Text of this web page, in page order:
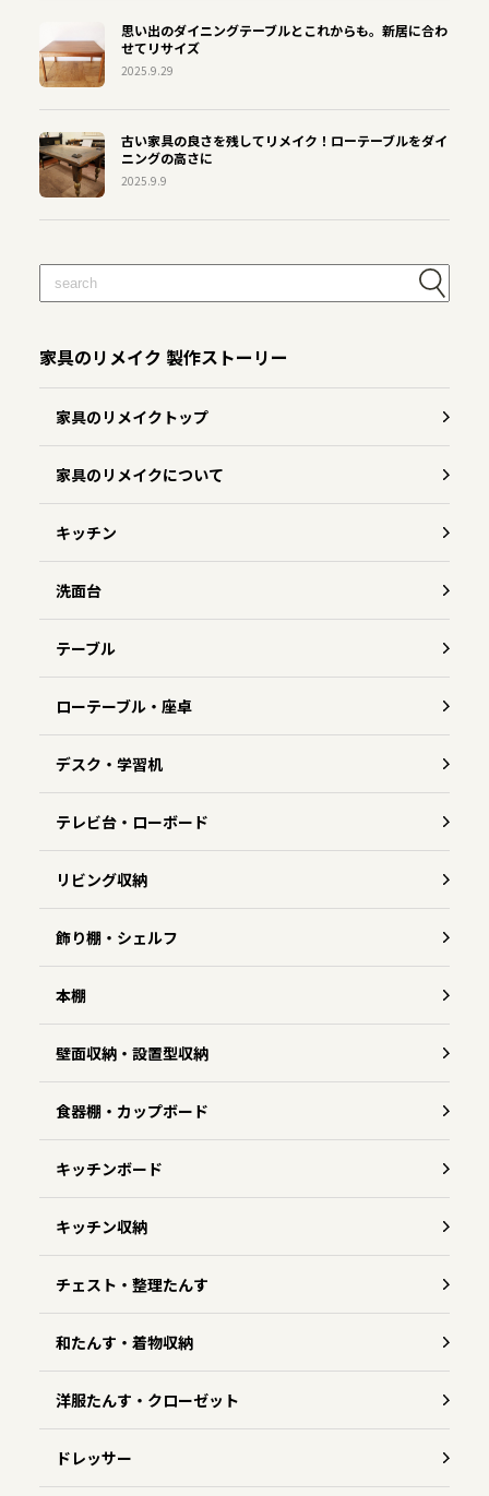
思い出のダイニングテーブルとこれからも。新居に合わ
せてリサイズ
2025.9.29
古い家具の良さを残してリメイク！ローテーブルをダイ
ニングの高さに
2025.9.9
家具のリメイク 製作ストーリー
家具のリメイクトップ
家具のリメイクについて
キッチン
洗面台
テーブル
ローテーブル・座卓
デスク・学習机
テレビ台・ローボード
リビング収納
飾り棚・シェルフ
本棚
壁面収納・設置型収納
食器棚・カップボード
キッチンボード
キッチン収納
チェスト・整理たんす
和たんす・着物収納
洋服たんす・クローゼット
ドレッサー